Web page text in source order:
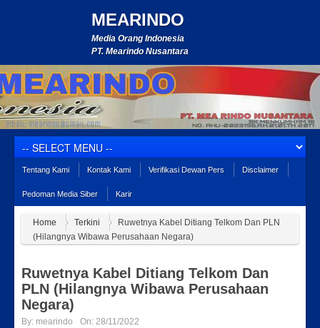
MEARINDO
Media Orang Indonesia
PT. Mearindo Nusantara
Tentang Kami Kontak Kami Verifikasi Dewan Pers Disclaimer
Pedoman Media Siber Karir
Home Terkini
Ruwetnya Kabel Ditiang Telkom Dan PLN
(Hilangnya Wibawa Perusahaan Negara)
Ruwetnya Kabel Ditiang Telkom Dan
PLN (Hilangnya Wibawa Perusahaan
Negara)
By: mearindo On: 28/11/2022